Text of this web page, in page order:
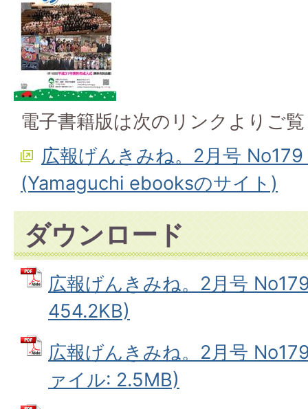
電子書籍版は次のリンクよりご
広報げんきみね。2月号
(Yamaguchi ebooksのサイト)
ダウンロード
広報げんきみね。2月号
454.2KB)
広報げんきみね。2月号
ァイル: 2.5MB)